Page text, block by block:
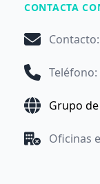
CONTACTA
Contacto:
Teléfono:
Grupo
Oficinas